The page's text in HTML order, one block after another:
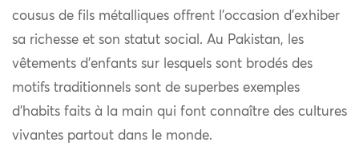
cousus de fils métalliques offrent l’occasion d’exhiber
sa richesse et son statut social. Au Pakistan, les
vêtements d’enfants sur lesquels sont brodés des
motifs traditionnels sont de superbes exemples
d’habits faits à la main qui font connaître des cultures
vivantes partout dans le monde.